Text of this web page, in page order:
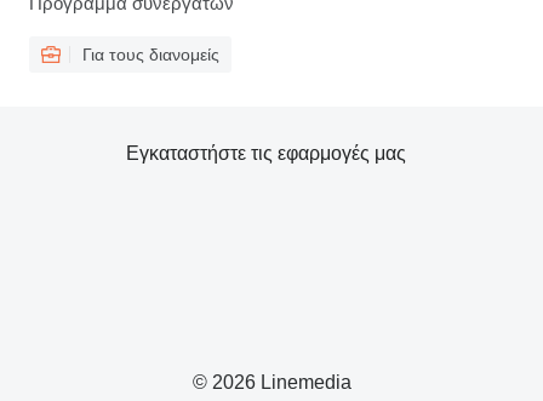
Για τους διανομείς
© 2026 Linemedia
Εγκαταστήστε τις εφαρμογές μας